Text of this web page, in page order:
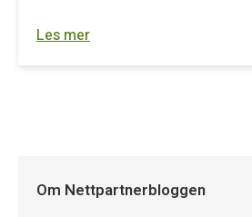
Les mer
Om Nettpartnerbloggen